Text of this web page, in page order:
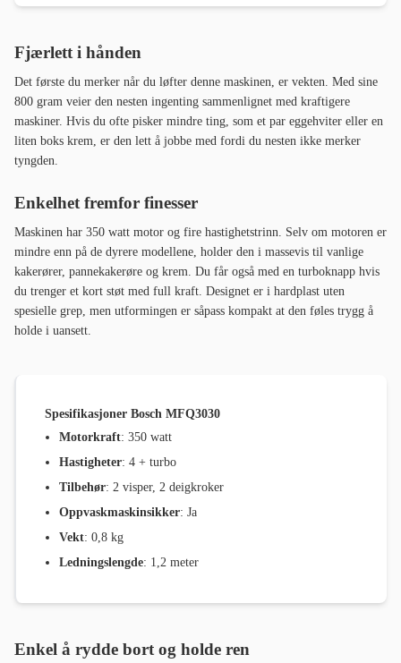
Fjærlett i hånden
Det første du merker når du løfter denne maskinen, er vekten. Med sine
800 gram veier den nesten ingenting sammenlignet med kraftigere
maskiner. Hvis du ofte pisker mindre ting, som et par eggehviter eller en
liten boks krem, er den lett å jobbe med fordi du nesten ikke merker
tyngden.
Enkelhet fremfor finesser
Maskinen har 350 watt motor og fire hastighetstrinn. Selv om motoren er
mindre enn på de dyrere modellene, holder den i massevis til vanlige
kakerører, pannekakerøre og krem. Du får også med en turboknapp hvis
du trenger et kort støt med full kraft. Designet er i hardplast uten
spesielle grep, men utformingen er såpass kompakt at den føles trygg å
holde i uansett.
Spesifikasjoner Bosch MFQ3030
Motorkraft: 350 watt
Hastigheter: 4 + turbo
Tilbehør: 2 visper, 2 deigkroker
Oppvaskmaskinsikker: Ja
Vekt: 0,8 kg
Ledningslengde: 1,2 meter
Enkel å rydde bort og holde ren